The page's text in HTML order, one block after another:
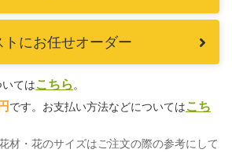
トにお任せオーダー
てはこちら 。
です。お支払い方法などについてはこち
材・花のサイズはご注文の際の参考にして